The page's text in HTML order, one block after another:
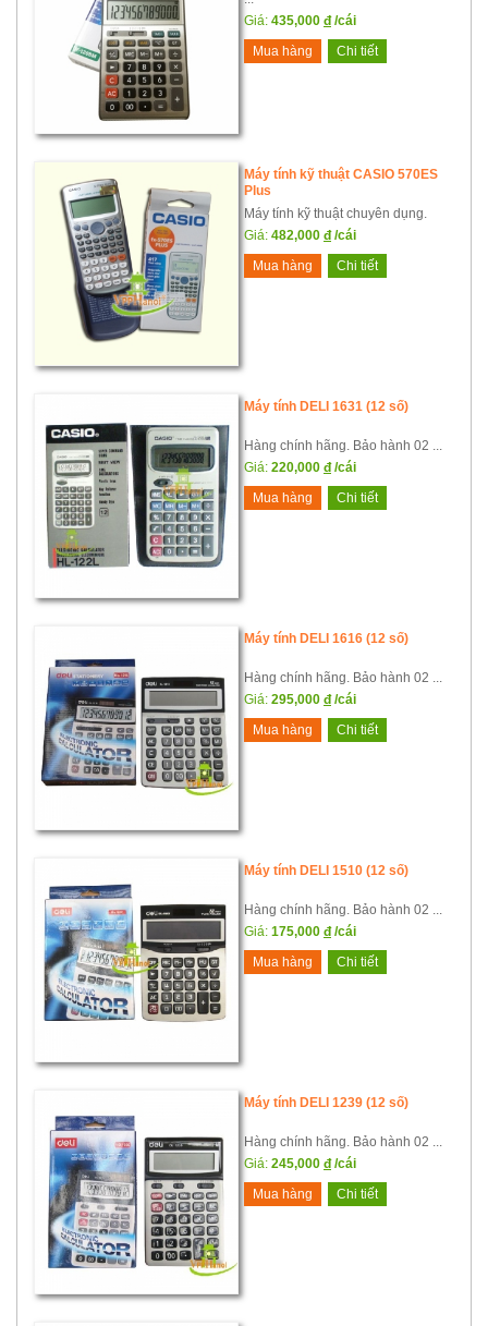
Giá: 435,000 đ /cái
Mua hàng
Chi tiết
Máy tính kỹ thuật CASIO 570ES
Plus
Máy tính kỹ thuật chuyên dụng.
Giá: 482,000 đ /cái
Mua hàng
Chi tiết
Máy tính DELI 1631 (12 số)
Hàng chính hãng. Bảo hành 02 ...
Giá: 220,000 đ /cái
Mua hàng
Chi tiết
Máy tính DELI 1616 (12 số)
Hàng chính hãng. Bảo hành 02 ...
Giá: 295,000 đ /cái
Mua hàng
Chi tiết
Máy tính DELI 1510 (12 số)
Hàng chính hãng. Bảo hành 02 ...
Giá: 175,000 đ /cái
Mua hàng
Chi tiết
Máy tính DELI 1239 (12 số)
Hàng chính hãng. Bảo hành 02 ...
Giá: 245,000 đ /cái
Mua hàng
Chi tiết